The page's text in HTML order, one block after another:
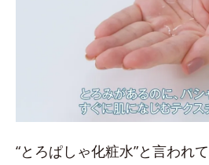
“とろぱしゃ化粧水”と言われ